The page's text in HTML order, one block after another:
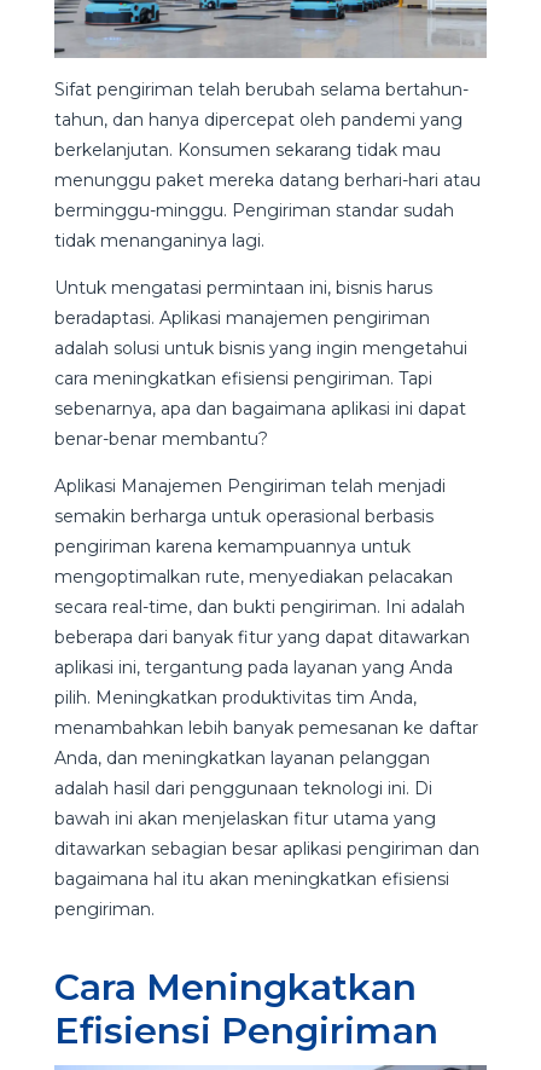
Sifat pengiriman telah berubah selama bertahun-
tahun, dan hanya dipercepat oleh pandemi yang
berkelanjutan. Konsumen sekarang tidak mau
menunggu paket mereka datang berhari-hari atau
berminggu-minggu. Pengiriman standar sudah
tidak menanganinya lagi.
Untuk mengatasi permintaan ini, bisnis harus
beradaptasi. Aplikasi manajemen pengiriman
adalah solusi untuk bisnis yang ingin mengetahui
cara meningkatkan efisiensi pengiriman. Tapi
sebenarnya, apa dan bagaimana aplikasi ini dapat
benar-benar membantu?
Aplikasi Manajemen Pengiriman telah menjadi
semakin berharga untuk operasional berbasis
pengiriman karena kemampuannya untuk
mengoptimalkan rute, menyediakan pelacakan
secara real-time, dan bukti pengiriman. Ini adalah
beberapa dari banyak fitur yang dapat ditawarkan
aplikasi ini, tergantung pada layanan yang Anda
pilih. Meningkatkan produktivitas tim Anda,
menambahkan lebih banyak pemesanan ke daftar
Anda, dan meningkatkan layanan pelanggan
adalah hasil dari penggunaan teknologi ini. Di
bawah ini akan menjelaskan fitur utama yang
ditawarkan sebagian besar aplikasi pengiriman dan
bagaimana hal itu akan meningkatkan efisiensi
pengiriman.
Cara Meningkatkan
Efisiensi Pengiriman